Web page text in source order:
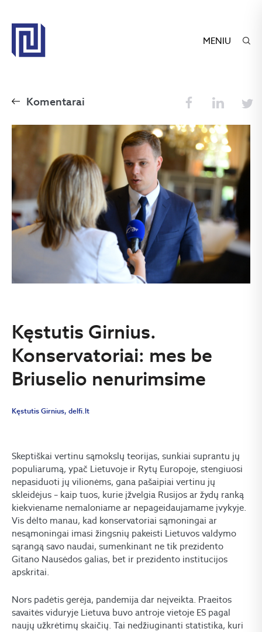
MENIU
Komentarai
Kęstutis Girnius.
Konservatoriai: mes be
Briuselio nenurimsime
Kęstutis Girnius, delfi.lt
Skeptiškai vertinu sąmokslų teorijas, sunkiai suprantu jų
populiarumą, ypač Lietuvoje ir Rytų Europoje, stengiuosi
nepasiduoti jų vilionėms, gana pašaipiai vertinu jų
skleidėjus – kaip tuos, kurie įžvelgia Rusijos ar žydų ranką
kiekviename nemaloniame ar nepageidaujamame įvykyje.
Vis dėlto manau, kad konservatoriai sąmoningai ar
nesąmoningai imasi žingsnių pakeisti Lietuvos valdymo
sąrangą savo naudai, sumenkinant ne tik prezidento
Gitano Nausėdos galias, bet ir prezidento institucijos
apskritai.
Nors padėtis gerėja, pandemija dar neįveikta. Praeitos
savaitės viduryje Lietuva buvo antroje vietoje ES pagal
naujų užkrėtimų skaičių. Tai nedžiuginanti statistika, kuri